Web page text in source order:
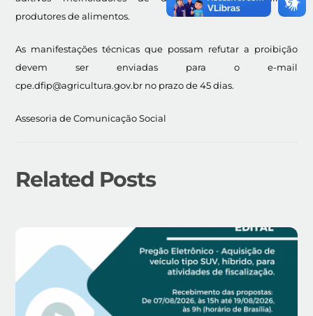
produtores de alimentos.
As manifestações técnicas que possam refutar a proibição
devem ser enviadas para o e-mail
cpe.dfip@agricultura.gov.br no prazo de 45 dias.
Assesoria de Comunicação Social
Related Posts